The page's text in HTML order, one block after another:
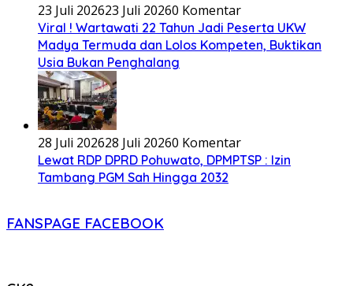
23 Juli 202623 Juli 20260 Komentar
Viral ! Wartawati 22 Tahun Jadi Peserta UKW
Madya Termuda dan Lolos Kompeten, Buktikan
Usia Bukan Penghalang
28 Juli 202628 Juli 20260 Komentar
Lewat RDP DPRD Pohuwato, DPMPTSP : Izin
Tambang PGM Sah Hingga 2032
FANSPAGE FACEBOOK